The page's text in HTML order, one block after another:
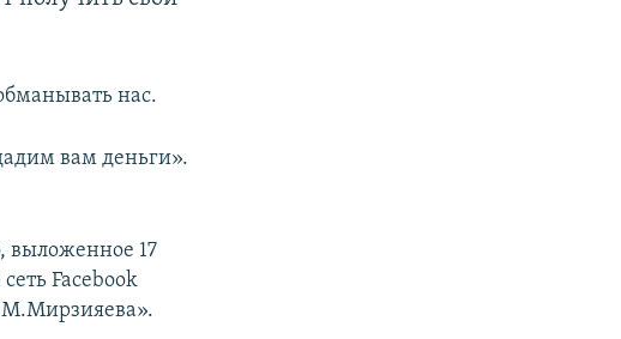
нас.
вам деньги».
выложенное 17
Facebook